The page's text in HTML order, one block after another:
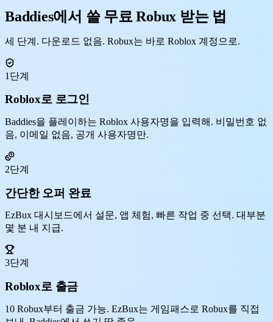
Baddies에서 쓸 무료 Robux 받는 법
세 단계. 다운로드 없음. Robux는 바로 Roblox 계정으로.
1단계
Roblox로 로그인
Baddies을 플레이하는 Roblox 사용자명을 입력해. 비밀번호 없
음, 이메일 없음, 공개 사용자명만.
2단계
간단한 오퍼 완료
EzBux 대시보드에서 설문, 앱 체험, 빠른 작업 중 선택. 대부분
몇 분 내 지급.
3단계
Roblox로 출금
10 Robux부터 출금 가능. EzBux는 게임패스로 Robux를 직접